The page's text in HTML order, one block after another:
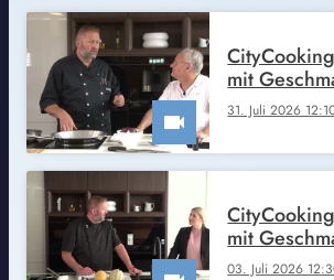
31. Juli 2026
mit
03. Juli 2026
mit